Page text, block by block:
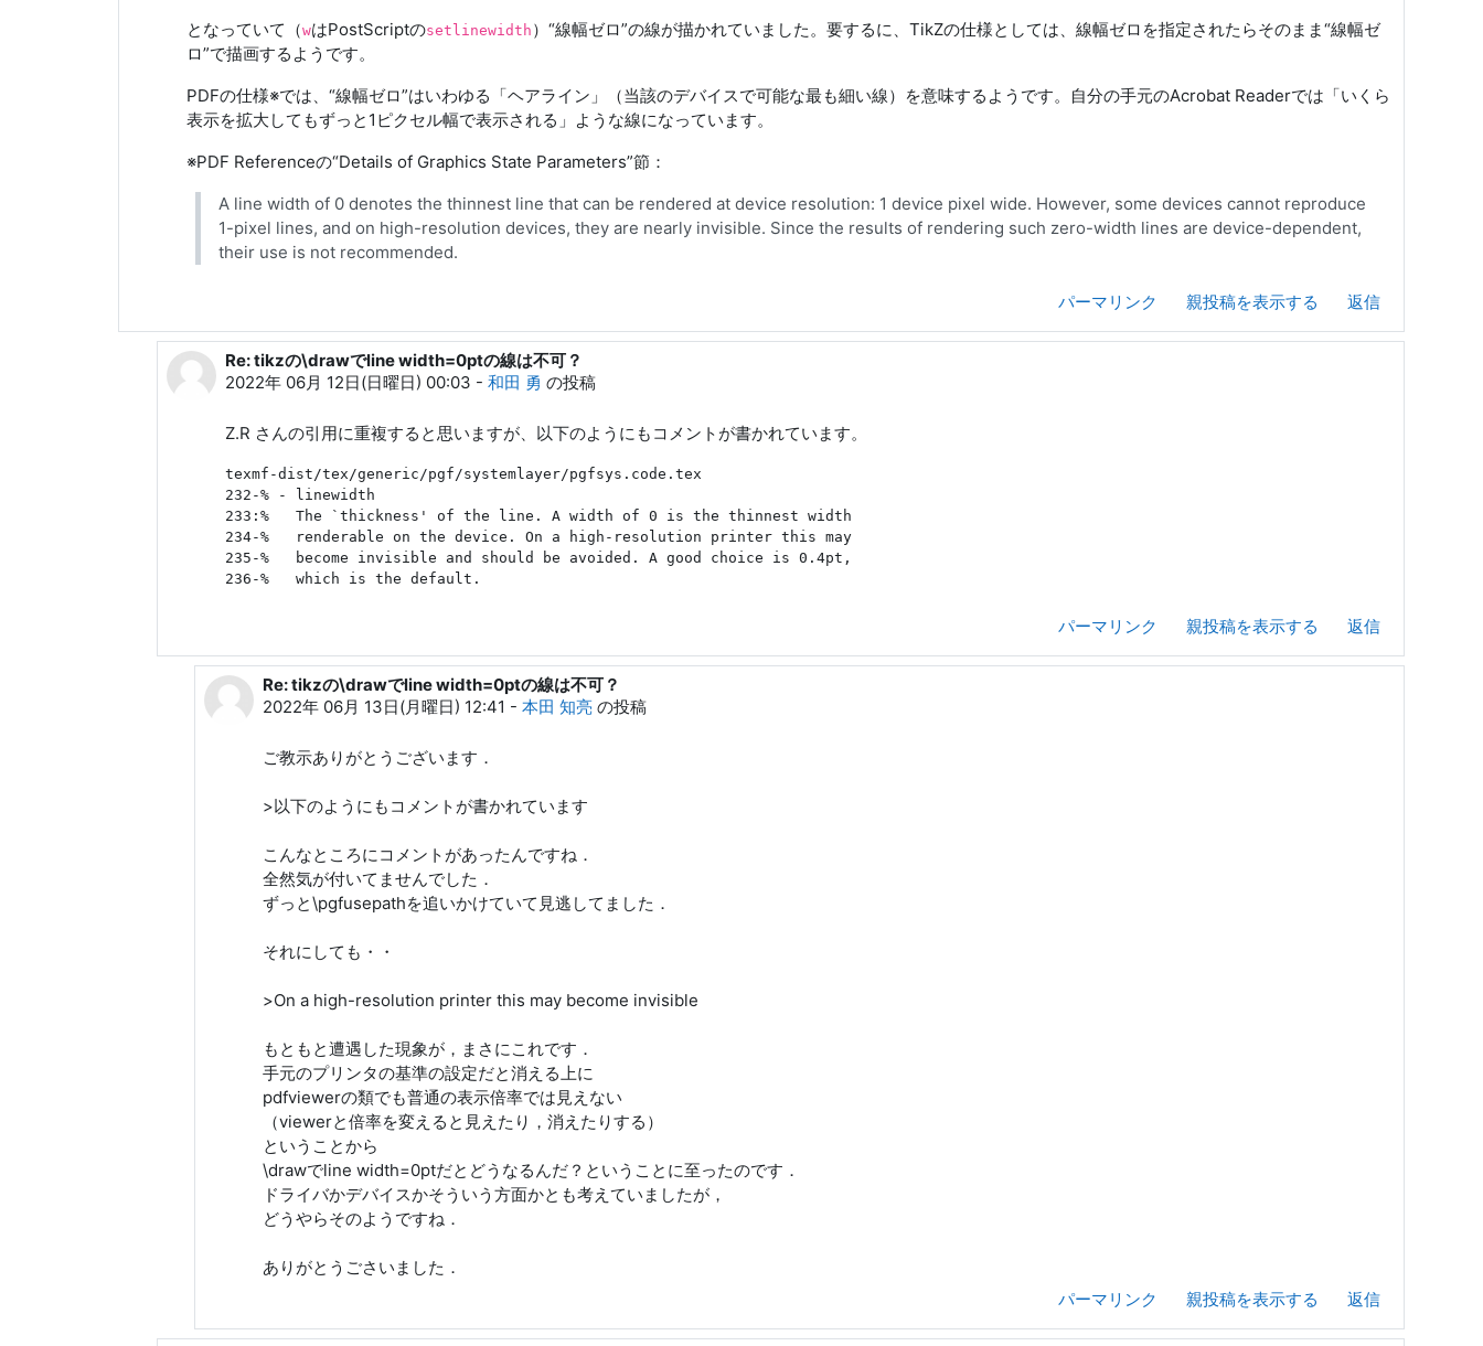
となっていて（wはPostScriptのsetlinewidth ）“線幅ゼロ”の線が描かれていました。要するに、TikZの仕様としては、線幅ゼロを指定されたらそのまま“線幅ゼ
ロ”で描画するようです。
PDFの仕様※では、“線幅ゼロ”はいわゆる「ヘアライン」（当該のデバイスで可能な最も細い線）を意味するようです。自分の手元のAcrobat Readerでは「いくら
表示を拡大してもずっと1ピクセル幅で表示される」ような線になっています。
※PDF Referenceの“Details of Graphics State Parameters”節：
A line width of 0 denotes the thinnest line that can be rendered at device resolution: 1 device pixel wide. However, some devices cannot reproduce
1-pixel lines, and on high-resolution devices, they are nearly invisible. Since the results of rendering such zero-width lines are device-dependent,
their use is not recommended.
パーマリンク 親投稿を表示する 返信
Z. R. への返信
Re: tikzの\drawでline width=0ptの線は不可？
2022年 06月 12日(日曜日) 00:03 -和田 勇 の投稿
Z.R さんの引用に重複すると思いますが、以下のようにもコメントが書かれています。
texmf-dist/tex/generic/pgf/systemlayer/pgfsys.code.tex
232-% - linewidth
233:%   The `thickness' of the line. A width of 0 is the thinnest width
234-%   renderable on the device. On a high-resolution printer this may
235-%   become invisible and should be avoided. A good choice is 0.4pt,
パーマリンク 親投稿を表示する 返信
和田 勇 への返信
Re: tikzの\drawでline width=0ptの線は不可？
2022年 06月 13日(月曜日) 12:41 - 本田 知亮の投稿
ご教示ありがとうございます．
>以下のようにもコメントが書かれています
こんなところにコメントがあったんですね．
全然気が付いてませんでした．
ずっと\pgfusepathを追いかけていて見逃してました．
それにしても・・
>On a high-resolution printer this may become invisible
もともと遭遇した現象が，まさにこれです．
手元のプリンタの基準の設定だと消える上に
pdfviewerの類でも普通の表示倍率では見えない
（viewerと倍率を変えると見えたり，消えたりする）
ということから
\drawでline width=0ptだとどうなるんだ？ということに至ったのです．
ドライバかデバイスかそういう方面かとも考えていましたが，
どうやらそのようですね．
ありがとうごさいました．
パーマリンク
親投稿を表示する 返信